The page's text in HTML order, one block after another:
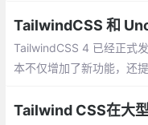
TailwindCSS 4 已经正式
本不仅增加了新功能，还
Tailwind CSS在大